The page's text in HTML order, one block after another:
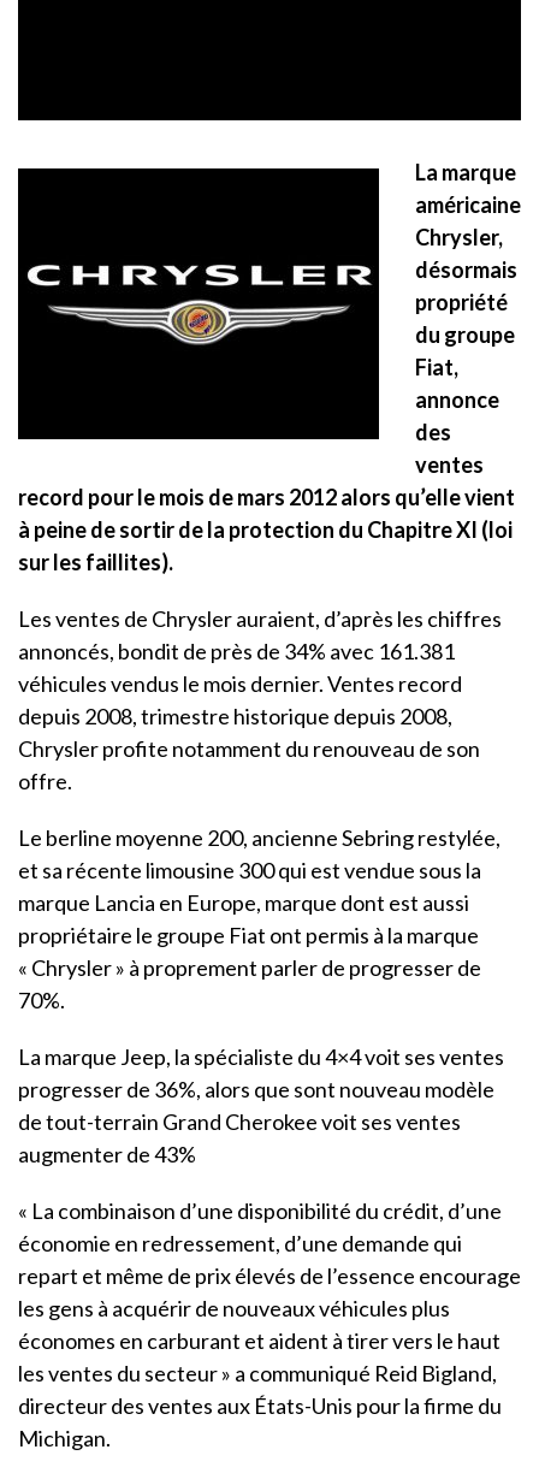
La marque
américaine
Chrysler,
désormais
propriété
du groupe
Fiat,
annonce
des
ventes
record pour le mois de mars 2012 alors qu’elle vient
à peine de sortir de la protection du Chapitre XI (loi
sur les faillites).
Les ventes de Chrysler auraient, d’après les chiffres
annoncés, bondit de près de 34% avec 161.381
véhicules vendus le mois dernier. Ventes record
depuis 2008, trimestre historique depuis 2008,
Chrysler profite notamment du renouveau de son
offre.
Le berline moyenne 200, ancienne Sebring restylée,
et sa récente limousine 300 qui est vendue sous la
marque Lancia en Europe, marque dont est aussi
propriétaire le groupe Fiat ont permis à la marque
« Chrysler » à proprement parler de progresser de
70%.
La marque Jeep, la spécialiste du 4×4 voit ses ventes
progresser de 36%, alors que sont nouveau modèle
de tout-terrain Grand Cherokee voit ses ventes
augmenter de 43%
« La combinaison d’une disponibilité du crédit, d’une
économie en redressement, d’une demande qui
repart et même de prix élevés de l’essence encourage
les gens à acquérir de nouveaux véhicules plus
économes en carburant et aident à tirer vers le haut
les ventes du secteur » a communiqué Reid Bigland,
directeur des ventes aux États-Unis pour la firme du
Michigan.